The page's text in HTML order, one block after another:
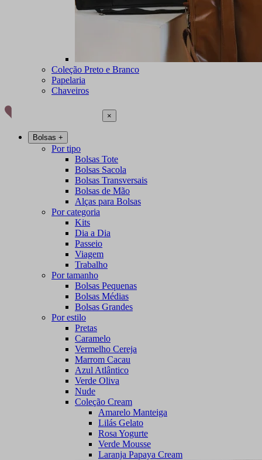
Coleção Preto e Branco
Papelaria
Chaveiros
×
Bolsas +
Por tipo
Bolsas Tote
Bolsas Sacola
Bolsas Transversais
Bolsas de Mão
Alças para Bolsas
Por categoria
Kits
Dia a Dia
Passeio
Viagem
Trabalho
Por tamanho
Bolsas Pequenas
Bolsas Médias
Bolsas Grandes
Por estilo
Pretas
Caramelo
Vermelho Cereja
Marrom Cacau
Azul Atlântico
Verde Oliva
Nude
Coleção Cream
Amarelo Manteiga
Lilás Gelato
Rosa Yogurte
Verde Mousse
Laranja Papaya Cream